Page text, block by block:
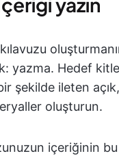
yazma. Hedef
şekilde ileten
oluşturun.
içeriğinin